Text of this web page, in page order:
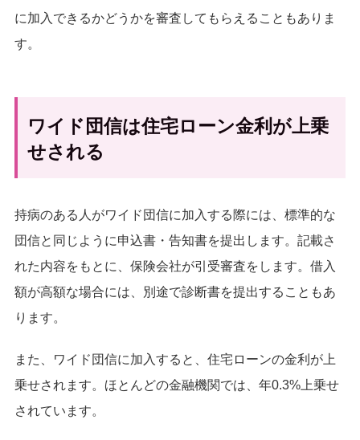
に加入できるかどうかを審査してもらえることもありま
す。
ワイド団信は住宅ローン金利が上乗
せされる
持病のある人がワイド団信に加入する際には、標準的な
団信と同じように申込書・告知書を提出します。記載さ
れた内容をもとに、保険会社が引受審査をします。借入
額が高額な場合には、別途で診断書を提出することもあ
ります。
また、ワイド団信に加入すると、住宅ローンの金利が上
乗せされます。ほとんどの金融機関では、年0.3%上乗せ
されています。